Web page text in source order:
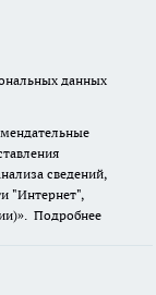
данных
сведений,
"Интернет",
Подробнее